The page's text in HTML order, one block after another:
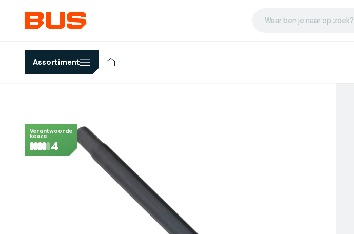
Waar ben je naar op zoek?
Assortiment
Verantwoorde
keuze
4